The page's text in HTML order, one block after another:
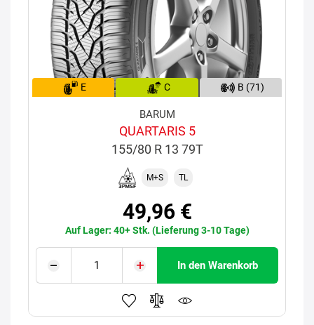
E C B (71)
BARUM
QUARTARIS 5
155/80 R 13 79T
M+S TL
49,96 €
Auf Lager: 40+ Stk. (Lieferung 3-10 Tage)
In den Warenkorb